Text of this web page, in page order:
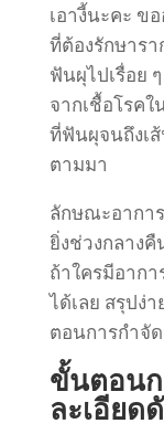
เอางี้นะคะ ข
ที่ต้องรักษาร
ฟันผุไปเรื่อย
จากเชื้อโรคใ
ที่ฟันผุจนถึงเ
ตามมา
ลักษณะอากา
ยิ่งช่วงกลาง
ถ้าใครมีอาก
ได้เลย สรุปง่
ตอนการกำจั
ขั้นตอน
ละเอียด